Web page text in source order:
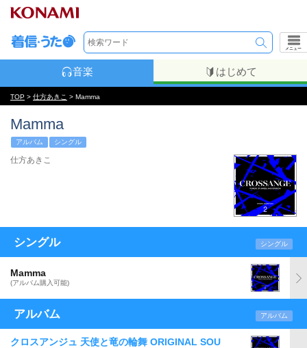
メニュー
音楽 はじめて
TOP > 仕方あきこ > Mamma
Mamma
アルバム シングル
仕方あきこ
シングル シングル
Mamma
(アルバム購入可能)
アルバム アルバム
クロスアンジュ 天使と竜の輪舞 ORIGINAL SOU